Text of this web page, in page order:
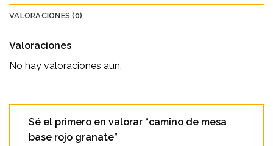
VALORACIONES (0)
Valoraciones
No hay valoraciones aún.
Sé el primero en valorar “camino de mesa
base rojo granate”